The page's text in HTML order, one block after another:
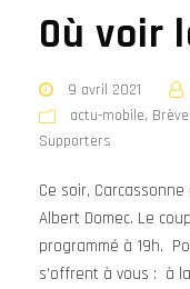
Où voir
9 avril 2021
actu-mobile,
Supporters
Ce soir,
Albert Domec. Le
programmé à 19h.
s’offrent à vous : à